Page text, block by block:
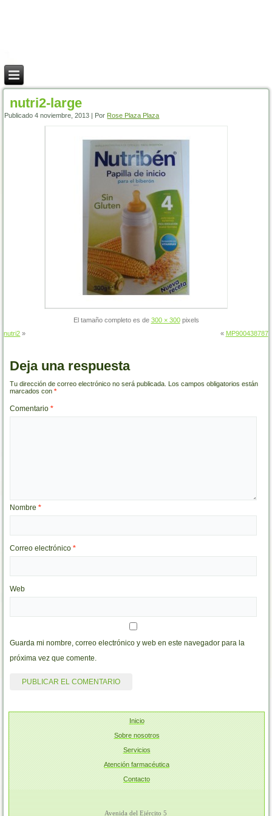
nutri2-large
Publicado 4 noviembre, 2013 Por Rose Plaza Plaza
El tamaño completo es de 300 × 300pixels
nutri2 » « MP900438787
Deja una respuesta
Tu dirección de correo electrónico no será publicada. Los campos obligatorios están
marcados con*
Comentario*
Nombre*
Correo electrónico*
Web
Guarda mi nombre, correo electrónico y web en este navegador para la
próxima vez que comente.
Inicio
Sobre nosotros
Servicios
Atención farmacéutica
Contacto
Avenida del Ejército 5